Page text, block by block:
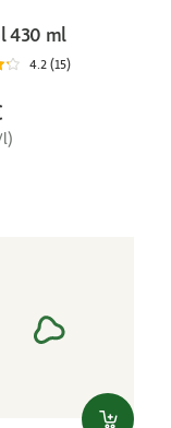
430 ml
4.2 (15)
l)